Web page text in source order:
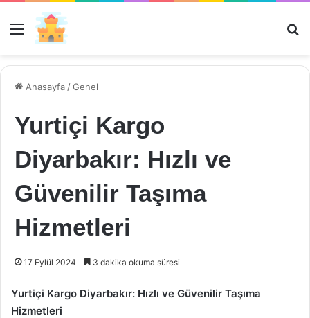
Menü
Anasayfa /Genel
Yurtiçi Kargo
Diyarbakır: Hızlı ve
Güvenilir Taşıma
Hizmetleri
17 Eylül 2024 3 dakika okuma süresi
Yurtiçi Kargo Diyarbakır: Hızlı ve Güvenilir Taşıma
Hizmetleri